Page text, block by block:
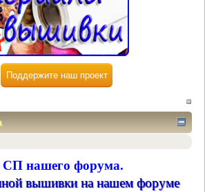
Поддержите наш проект
СП нашего форума.
вышивки на нашем форуме